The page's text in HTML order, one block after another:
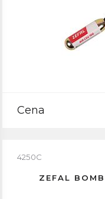
Cena
4250C
ZEFAL